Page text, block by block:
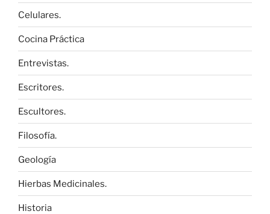
Celulares.
Cocina Práctica
Entrevistas.
Escritores.
Escultores.
Filosofía.
Geología
Hierbas Medicinales.
Historia